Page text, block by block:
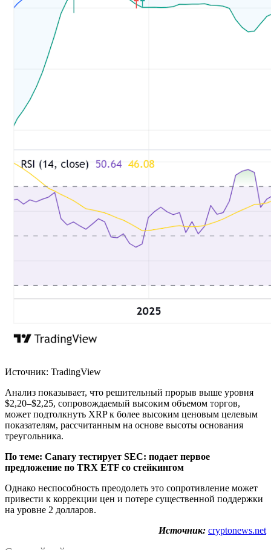
Источник: TradingView
Анализ показывает, что решительный прорыв выше уровня
$2,20–$2,25, сопровождаемый высоким объемом торгов,
может подтолкнуть XRP к более высоким ценовым целевым
показателям, рассчитанным на основе высоты основания
треугольника.
По теме: Canary тестирует SEC: подает первое
предложение по TRX ETF со стейкингом
Однако неспособность преодолеть это сопротивление может
привести к коррекции цен и потере существенной поддержки
на уровне 2 долларов.
Источник: cryptonews.net